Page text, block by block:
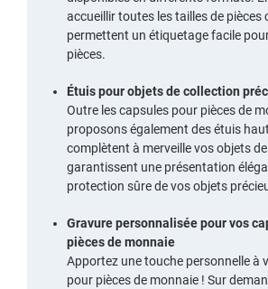
accueillir toutes les tailles de pièces
permettent un étiquetage facile
pièces.
Étuis pour objets de collection
Outre les capsules pour pièces de
proposons également des étuis
complètent à merveille vos objets
garantissent une présentation
protection sûre de vos objets
Gravure personnalisée pour vos
pièces de monnaie
Apportez une touche personnelle à
pour pièces de monnaie ! Sur